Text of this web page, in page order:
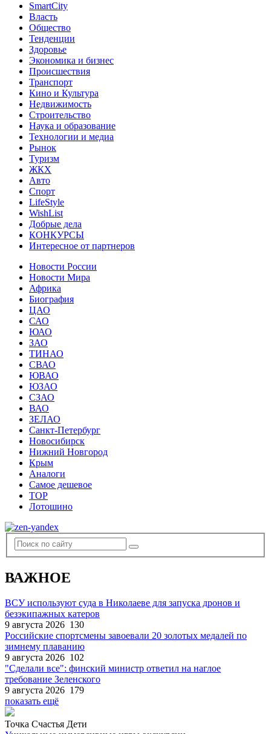
SmartCity
Власть
Общество
Тенденции
Здоровье
Экономика и бизнес
Происшествия
Транспорт
Кино и Культура
Недвижимость
Строительство
Наука и образование
Технологии и медиа
Рынок
Туризм
ЖКХ
Авто
Спорт
LifeStyle
WishList
Добрые дела
КОНКУРСЫ
Интересное от партнеров
Новости России
Новости Мира
Африка
Биография
ЦАО
САО
ЮАО
ЗАО
ТИНАО
СВАО
ЮВАО
ЮЗАО
СЗАО
ВАО
ЗЕЛАО
Санкт-Петербург
Новосибирск
Нижний Новгород
Крым
Аналоги
Самое дешевое
TOP
Лотошино
ВАЖНОЕ
ВСУ используют суда в Николаеве для запуска дронов и
безэкипажных катеров
9 августа 2026 130
Российские спортсмены завоевали 20 золотых медалей по
зимнему плаванию
9 августа 2026 102
"Сделали все": финский министр ответил на наглое
требование Зеленского
9 августа 2026 179
показать ещё
Точка Счастья Дети